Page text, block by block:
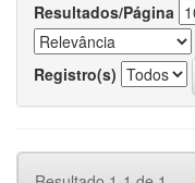
Resultados/Página
Registro(s)